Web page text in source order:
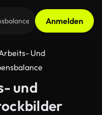
Anmelden
Und
und